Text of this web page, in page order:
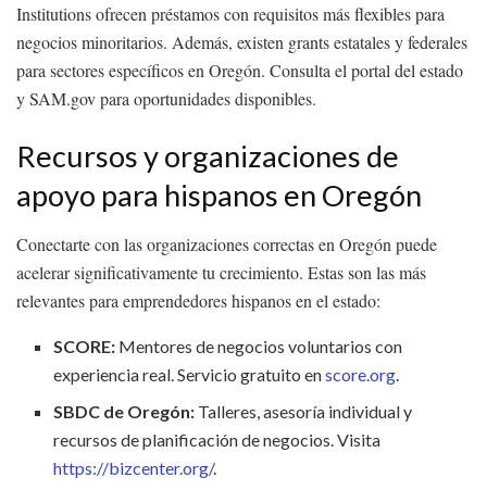
Institutions ofrecen préstamos con requisitos más flexibles para
negocios minoritarios. Además, existen grants estatales y federales
para sectores específicos en Oregón. Consulta el portal del estado
y SAM.gov para oportunidades disponibles.
Recursos y organizaciones de
apoyo para hispanos en Oregón
Conectarte con las organizaciones correctas en Oregón puede
acelerar significativamente tu crecimiento. Estas son las más
relevantes para emprendedores hispanos en el estado:
SCORE: Mentores de negocios voluntarios con
experiencia real. Servicio gratuito enscore.org.
SBDC de Oregón: Talleres, asesoría individual y
recursos de planificación de negocios. Visita
https://bizcenter.org/.